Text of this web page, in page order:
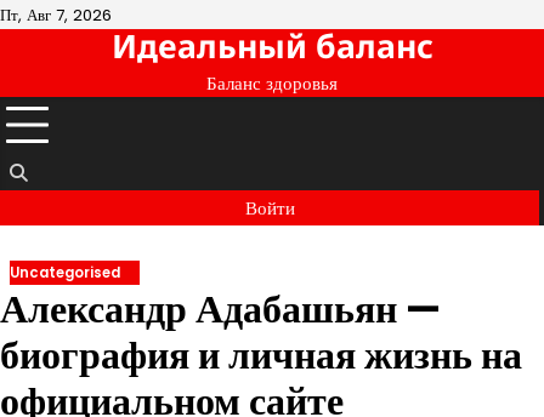
Перейти
Пт, Авг 7, 2026
Идеальный баланс
Баланс здоровья
Войти
Uncategorised
Александр Адабашьян —
биография и личная жизнь на
официальном сайте